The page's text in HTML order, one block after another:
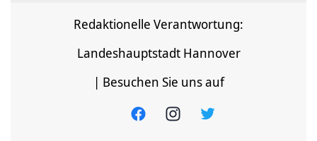
Redaktionelle Verantwortung:
Landeshauptstadt Hannover
| Besuchen Sie uns auf